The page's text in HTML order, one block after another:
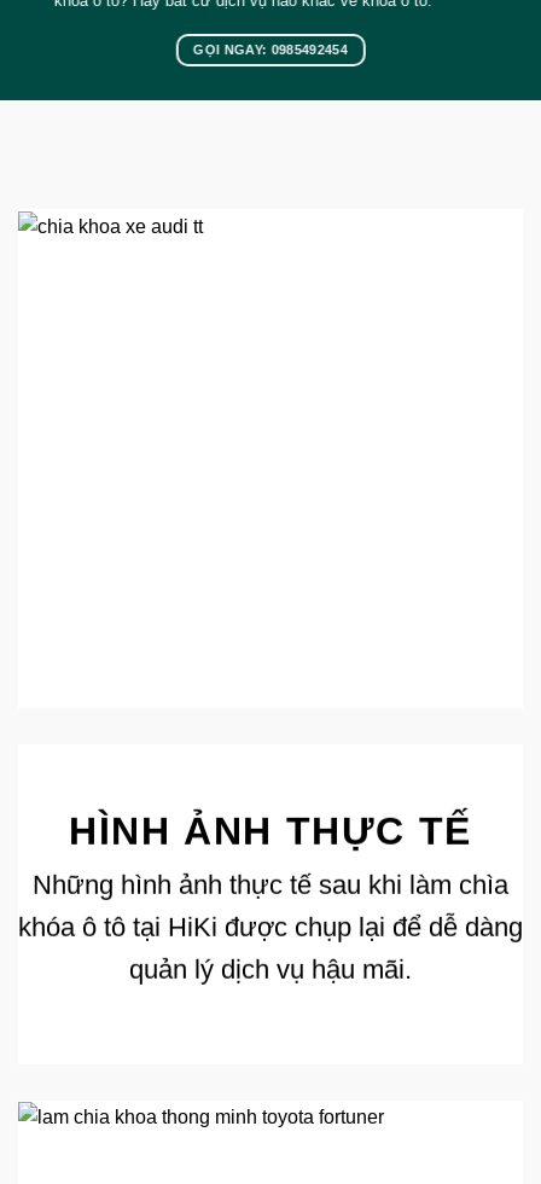
GỌI NGAY: 0985492454
HÌNH ẢNH THỰC TẾ
Những hình ảnh thực tế sau khi làm chìa
khóa ô tô tại HiKi được chụp lại để dễ dàng
quản lý dịch vụ hậu mãi.